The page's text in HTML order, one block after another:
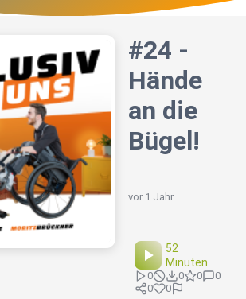
#24 -
Hände
an die
Bügel!
vor 1 Jahr
52
Minuten
0 0 0
0
0
0